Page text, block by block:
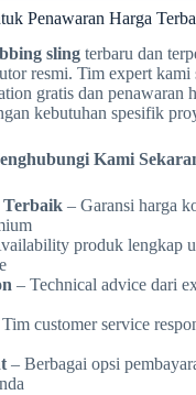
Penawaran Harga
sling terbaru dan
resmi. Tim expert kami
gratis dan penawaran
kebutuhan spesifik
Kami
– Garansi harga
produk lengkap
– Technical advice dari
customer service
– Berbagai opsi